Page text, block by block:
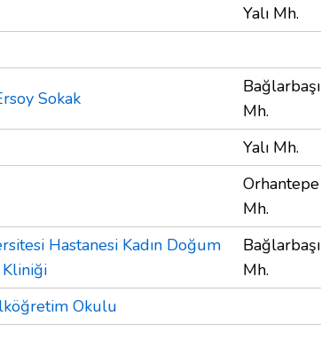
Yalı Mh.
Sokak
Bağlarbaşı
Mh.
Yalı Mh.
Orhantepe
Mh.
Hastanesi Kadın Doğum
Bağlarbaşı
Mh.
Okulu